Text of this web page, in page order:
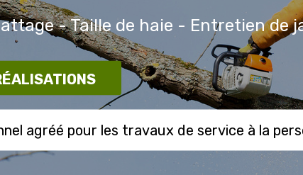
- Taille de haie - Entretien de
agréé pour les travaux de service à la